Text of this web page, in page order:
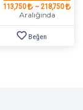
113,750 ~ 218,750
Aralığında